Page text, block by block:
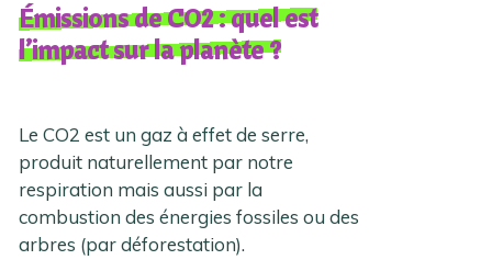
Émissions de CO2 : quel est
l’impact sur la planète ?
Le CO2 est un gaz à effet de serre,
produit naturellement par notre
respiration mais aussi par la
combustion des énergies fossiles ou des
arbres (par déforestation).